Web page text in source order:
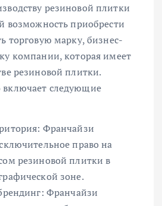
резиновой плитки
возможность приобрести
торговую марку, бизнес-
компании, которая имеет
резиновой плитки.
следующие
Франчайзи
право на
резиновой плитки в
зоне.
Франчайзи